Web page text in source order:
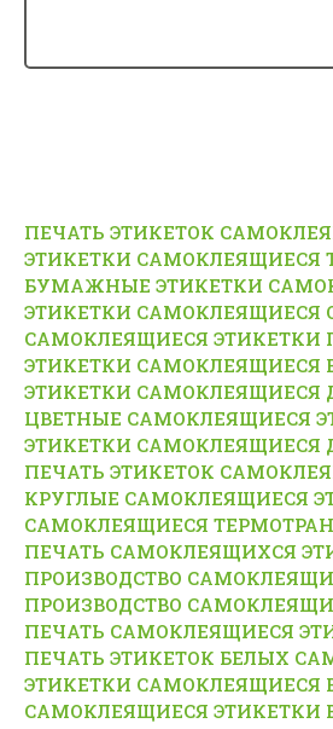
ПЕЧАТЬ ЭТИКЕТОК
ЭТИКЕТКИ САМОКЛЕЯЩИЕСЯ
БУМАЖНЫЕ ЭТИКЕТКИ
ЭТИКЕТКИ САМОКЛЕЯЩИЕСЯ
САМОКЛЕЯЩИЕСЯ ЭТИКЕТКИ
ЭТИКЕТКИ САМОКЛЕЯЩИЕСЯ
ЭТИКЕТКИ САМОКЛЕЯЩИЕСЯ
ЦВЕТНЫЕ САМОКЛЕЯЩИЕСЯ
ЭТИКЕТКИ САМОКЛЕЯЩИЕСЯ
ПЕЧАТЬ ЭТИКЕТОК
КРУГЛЫЕ САМОКЛЕЯЩИЕСЯ
САМОКЛЕЯЩИЕСЯ
ПЕЧАТЬ САМОКЛЕЯЩИХСЯ
ПРОИЗВОДСТВО
ПРОИЗВОДСТВО
ПЕЧАТЬ САМОКЛЕЯЩИЕСЯ
ПЕЧАТЬ ЭТИКЕТОК БЕЛЫХ
ЭТИКЕТКИ САМОКЛЕЯЩИЕСЯ
САМОКЛЕЯЩИЕСЯ ЭТИКЕТКИ